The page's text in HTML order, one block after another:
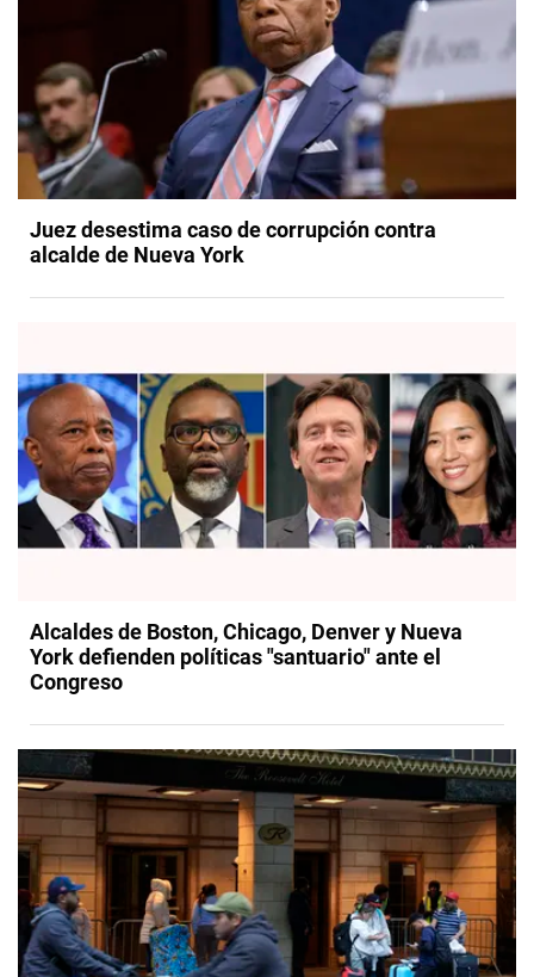
Juez desestima caso de corrupción contra
alcalde de Nueva York
Alcaldes de Boston, Chicago, Denver y Nueva
York defienden políticas "santuario" ante el
Congreso